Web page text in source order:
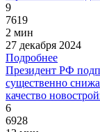
9
7619
2 мин
27 декабря 2024
Подробнее
Президент РФ
существенно
качество
6
6928